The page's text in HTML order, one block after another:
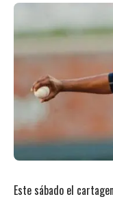
Este sábado el